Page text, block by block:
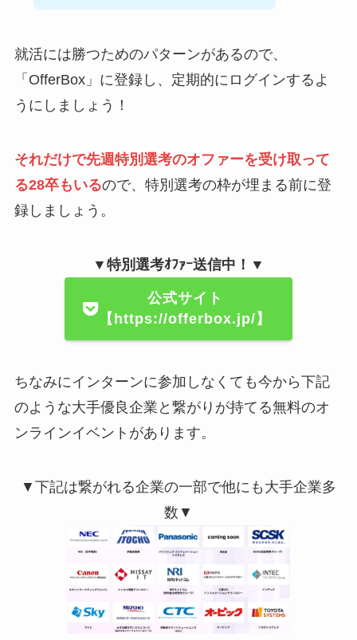
就活には勝つためのパターンがあるので、
「OfferBox」に登録し、定期的にログインするよ
うにしましょう！
それだけで先週特別選考のオファーを受け取って
る28卒もいるので、特別選考の枠が埋まる前に登
録しましょう。
▼特別選考ｵﾌｧｰ送信中！▼
公式サイト
【https://offerbox.jp/】
ちなみにインターンに参加しなくても今から下記
のような大手優良企業と繋がりが持てる無料のオ
ンラインイベントがあります。
▼下記は繋がれる企業の一部で他にも大手企業多
数▼